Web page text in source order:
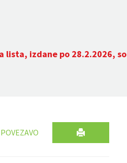
lista, izdane po 28.2.2026, so